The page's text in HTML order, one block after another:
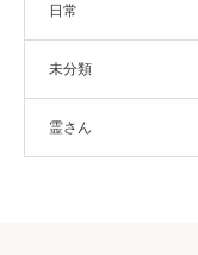
日常
未分類
霊さん